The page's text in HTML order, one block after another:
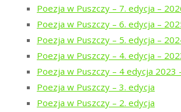
Poezja w Puszczy – 7. edycja –
Poezja w Puszczy – 6. edycja –
Poezja w Puszczy – 5. edycja –
Poezja w Puszczy – 4. edycja –
Poezja w Puszczy – 4 edycja 2023
Poezja w Puszczy – 3. edycja
Poezja w Puszczy – 2. edycja
Zmiciera Wajciuszkiewicza TODARA
Białoruski
Dni Kultury Pokoju 2017 11-13
w Puszczy i Bieżeństwo